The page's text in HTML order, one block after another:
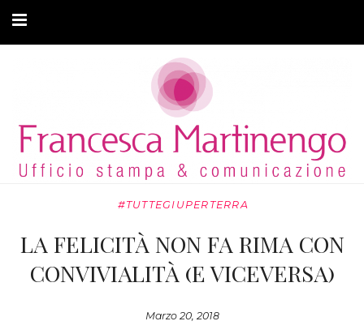
ARTICOLI
MODA ADATTIVA
PRIVACY
#TUTTEGIUPERTERRA
LA FELICITÀ NON FA RIMA CON
CONVIVIALITÀ (E VICEVERSA)
Marzo 20, 2018